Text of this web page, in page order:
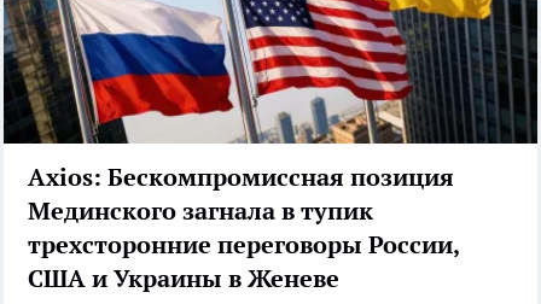
Axios: Бескомпромиссная позиция
Мединского загнала в тупик
трехсторонние переговоры России,
США и Украины в Женеве